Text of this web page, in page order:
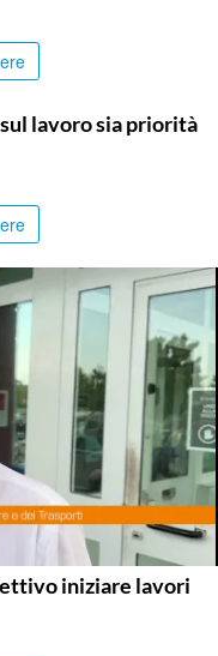
lavoro sia priorità
iniziare lavori